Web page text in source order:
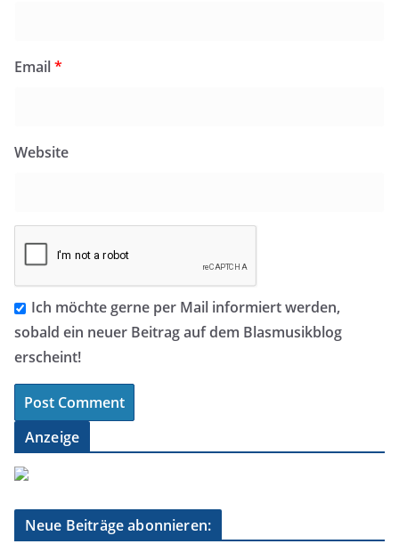
Email*
Website
Ich möchte gerne per Mail informiert werden,
sobald ein neuer Beitrag auf dem Blasmusikblog
erscheint!
Anzeige
Neue Beiträge abonnieren: